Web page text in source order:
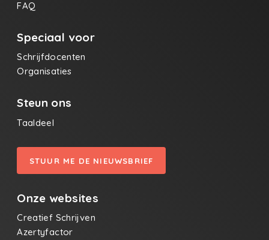
FAQ
Speciaal voor
Schrijfdocenten
Organisaties
Steun ons
Taaldeel
STUUR ME DE NIEUWSBRIEF
Onze websites
Creatief Schrijven
Azertyfactor